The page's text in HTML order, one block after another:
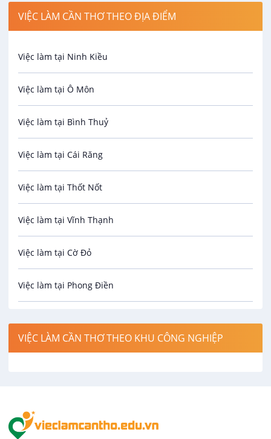
Spa
Bảo Vệ
An toàn lao động
Bảo hiểm
Biên phiên dịch
Bưu chính viễn thông
Cơ khí
Công nghệ sinh học
Công nghệ thực phẩm
Điện / Điện tử / Điện lạnh
Hàng hải / Hàng không
In ấn / Xuất bản
VIỆC LÀM CẦN THƠ THEO ĐỊA ĐIỂM
Việc làm tại Ninh Kiều
Việc làm tại Ô Môn
Việc làm tại Bình Thuỷ
Việc làm tại Cái Răng
Việc làm tại Thốt Nốt
Việc làm tại Vĩnh Thạnh
Việc làm tại Cờ Đỏ
Việc làm tại Phong Điền
Việc làm tại Cái Khế
Việc làm tại An Bình
VIỆC LÀM CẦN THƠ THEO KHU CÔNG NGHIỆP